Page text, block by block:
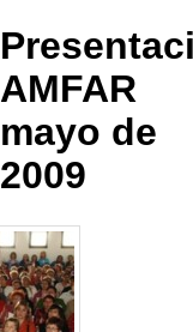
AMFAR
mayo de
2009